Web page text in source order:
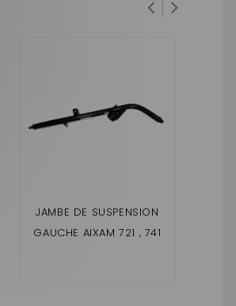
JAMBE DE SUSPENSION
GAUCHE AIXAM 721 , 741